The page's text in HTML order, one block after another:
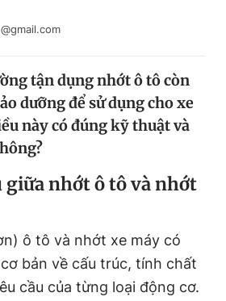
Tin 360
Bạn cần biết
Liên hệ quảng cáo
tận dụng nhớt ô tô còn
dưỡng để sử dụng cho xe
này có đúng kỹ thuật và
giữa nhớt ô tô và nhớt
ô tô và nhớt xe máy có
bản về cấu trúc, tính chất
cầu của từng loại động cơ.